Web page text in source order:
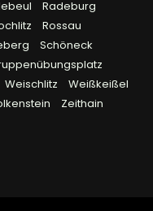
Radeburg
Rossau
Schöneck
Weischlitz
Weißkeißel
Zeithain